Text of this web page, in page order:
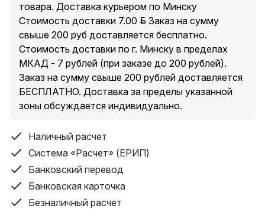
товара. Доставка курьером по Минску
Стоимость доставки 7.00 руб. Заказ на сумму
свыше 200 руб доставляется бесплатно.
Стоимость доставки по г. Минску в пределах
МКАД - 7 рублей (при заказе до 200 рублей).
Заказ на сумму свыше 200 рублей доставляется
БЕСПЛАТНО. Доставка за пределы указанной
зоны обсуждается индивидуально.
Наличный расчет
Система «Расчет» (ЕРИП)
Банковский перевод
Банковская карточка
Безналичный расчет